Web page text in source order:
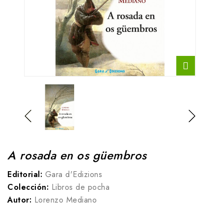
A rosada en os güembros
Editorial: Gara d'Edizions
Colección: Libros de pocha
Autor: Lorenzo Mediano